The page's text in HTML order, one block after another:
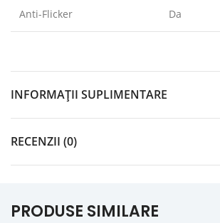
Anti-Flicker Da
INFORMAȚII SUPLIMENTARE
RECENZII (0)
PRODUSE SIMILARE